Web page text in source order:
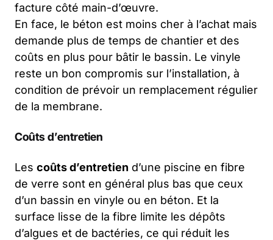
facture côté main-d’œuvre.
En face, le béton est moins cher à l’achat mais
demande plus de temps de chantier et des
coûts en plus pour bâtir le bassin. Le vinyle
reste un bon compromis sur l’installation, à
condition de prévoir un remplacement régulier
de la membrane.
Coûts d’entretien
Les coûts d’entretien d’une piscine en fibre
de verre sont en général plus bas que ceux
d’un bassin en vinyle ou en béton. Et la
surface lisse de la fibre limite les dépôts
d’algues et de bactéries, ce qui réduit les